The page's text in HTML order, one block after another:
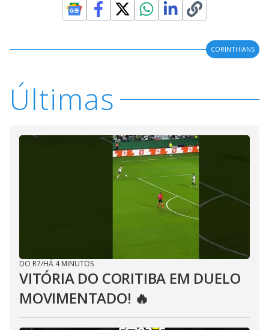
CORINTHIANS
Últimas
DO R7/HÁ 4 MINUTOS
VITÓRIA DO CORITIBA EM DUELO
MOVIMENTADO! 🔥